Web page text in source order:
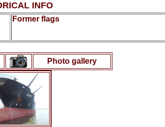
INFO
Former flags
Photo gallery